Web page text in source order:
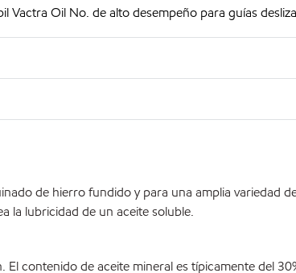
Vactra Oil No. de alto desempeño para guías
de hierro fundido y para una amplia variedad
la lubricidad de un aceite soluble.
El contenido de aceite mineral es típicamente del